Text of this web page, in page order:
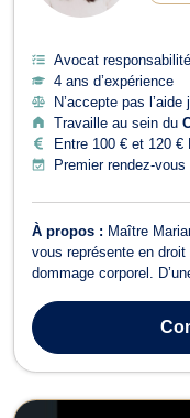
Avocat
4 ans d’expérience
N’accepte pas
Travaille au sein du
Entre 100 € et 120 €
Premier rendez-
À propos : Maître
vous représente en
dommage corporel.
obtenir des conseils et/
régularisation de leur